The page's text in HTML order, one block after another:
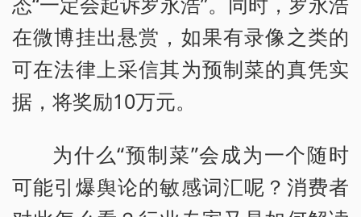
在微博挂出悬赏，如果有录像之类的
可在法律上采信其为预制菜的真凭实
据，将奖励10万元。
为什么“预制菜”会成为一个随时
可能引爆舆论的敏感词汇呢？消费者